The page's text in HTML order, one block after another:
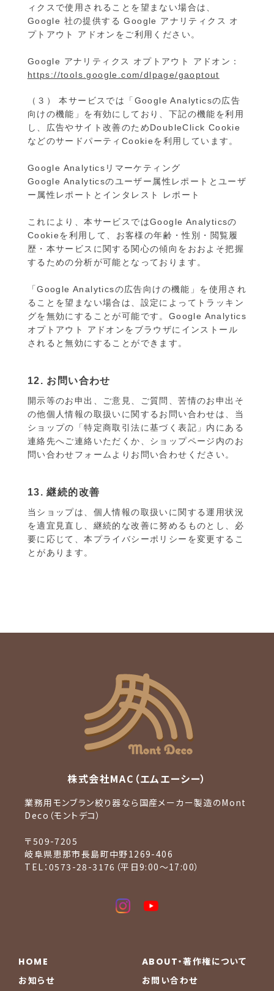
ィクスで使用されることを望まない場合は、
Google 社の提供する Google アナリティクス オ
プトアウト アドオンをご利用ください。
Google アナリティクス オプトアウト アドオン：
https://tools.google.com/dlpage/gaoptout
（３） 本サービスでは「Google Analyticsの広告
向けの機能」を有効にしており、下記の機能を利用
し、広告やサイト改善のためDoubleClick Cookie
などのサードパーティCookieを利用しています。
Google Analyticsリマーケティング
Google Analyticsのユーザー属性レポートとユーザ
ー属性レポートとインタレスト レポート
これにより、本サービスではGoogle Analyticsの
Cookieを利用して、お客様の年齢・性別・閲覧履
歴・本サービスに関する関心の傾向をおおよそ把握
するための分析が可能となっております。
「Google Analyticsの広告向けの機能」を使用され
ることを望まない場合は、設定によってトラッキン
グを無効にすることが可能です。Google Analytics
オプトアウト アドオンをブラウザにインストール
されると無効にすることができます。
12. お問い合わせ
開示等のお申出、ご意見、ご質問、苦情のお申出そ
の他個人情報の取扱いに関するお問い合わせは、当
ショップの「特定商取引法に基づく表記」内にある
連絡先へご連絡いただくか、ショップページ内のお
問い合わせフォームよりお問い合わせください。
13. 継続的改善
当ショップは、個人情報の取扱いに関する運用状況
を適宜見直し、継続的な改善に努めるものとし、必
要に応じて、本プライバシーポリシーを変更するこ
とがあります。
株式会社MAC（エムエーシー）
業務用モンブラン絞り器なら国産メーカー製造のMont
Deco（モントデコ）
〒509-7205
岐阜県恵那市長島町中野1269-406
TEL：0573-28-3176（平日9:00〜17:00）
HOME
ABOUT・著作権について
お知らせ
お問い合わせ